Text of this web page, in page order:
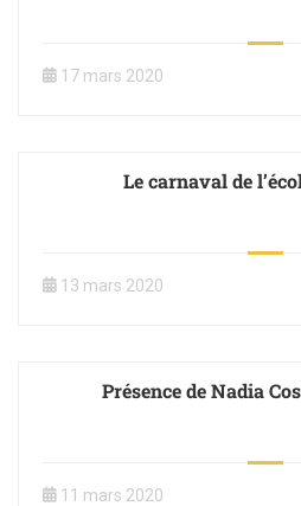
17 mars 2020
Le carnaval de
13 mars 2020
Présence de Nadia
11 mars 2020